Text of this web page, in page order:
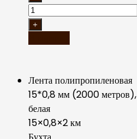
Лента полипропиленовая
15*0,8 мм (2000 метров),
белая
15×0,8×2 км